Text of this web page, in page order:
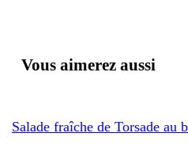
Vous aimerez aussi
Salade fraîche de Torsade au